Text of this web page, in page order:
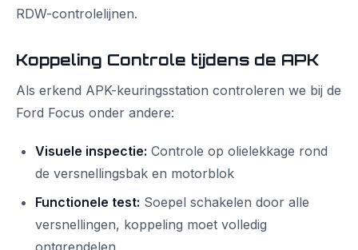
RDW-controlelijnen.
Koppeling Controle tijdens de APK
Als erkend APK-keuringsstation controleren we bij de
Ford Focus onder andere:
Visuele inspectie: Controle op olielekkage rond
de versnellingsbak en motorblok
Functionele test: Soepel schakelen door alle
versnellingen, koppeling moet volledig
ontgrendelen